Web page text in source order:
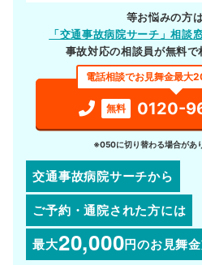
等お悩みの方は
「交通事故病院サーチ」相談
事故対応の相談員が無料で
電話相談でお見舞金最大
無料 0120-
※050に切り替わる場合があ
交通事故病院サーチから
ご予約・通院された方には
最大20,000円のお見舞金